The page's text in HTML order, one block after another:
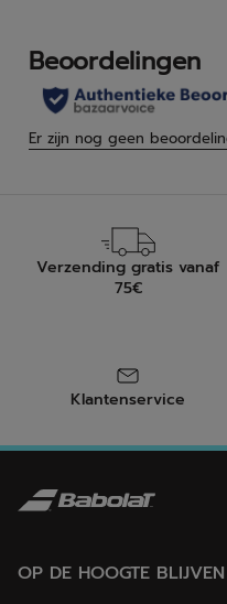
Verzending gratis vanaf
75€
Klantenservice
OP DE HOOGTE BLIJVEN